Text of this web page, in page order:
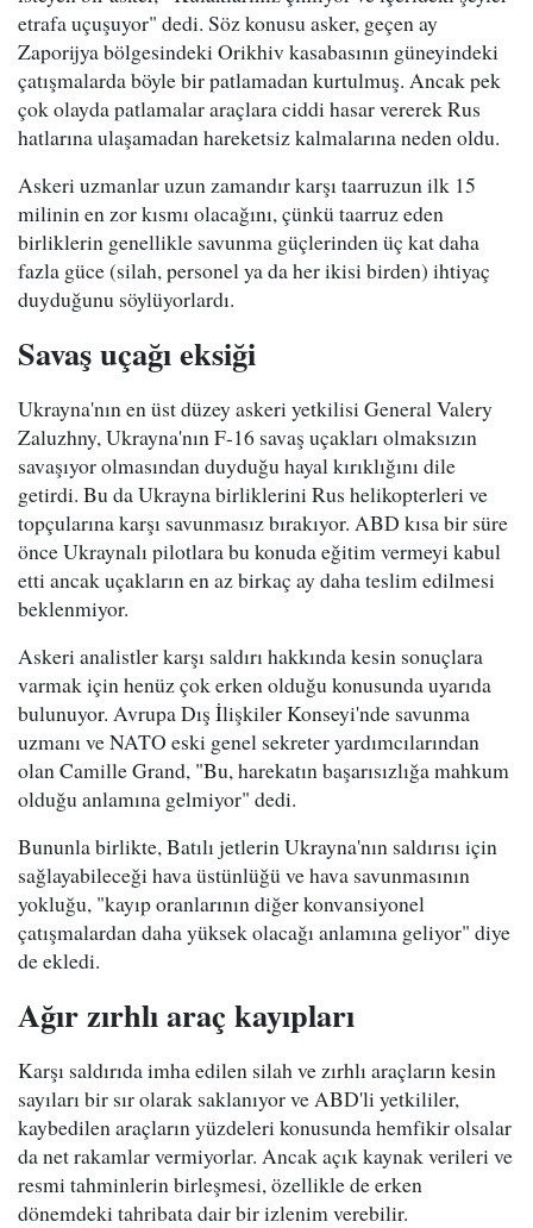
etrafa uçuşuyor" dedi. Söz konusu asker, geçen ay
Zaporijya bölgesindeki Orikhiv kasabasının güneyindeki
çatışmalarda böyle bir patlamadan kurtulmuş. Ancak pek
çok olayda patlamalar araçlara ciddi hasar vererek Rus
hatlarına ulaşamadan hareketsiz kalmalarına neden oldu.
Askeri uzmanlar uzun zamandır karşı taarruzun ilk 15
milinin en zor kısmı olacağını, çünkü taarruz eden
birliklerin genellikle savunma güçlerinden üç kat daha
fazla güce (silah, personel ya da her ikisi birden) ihtiyaç
duyduğunu söylüyorlardı.
Savaş uçağı eksiği
Ukrayna'nın en üst düzey askeri yetkilisi General Valery
Zaluzhny, Ukrayna'nın F-16 savaş uçakları olmaksızın
savaşıyor olmasından duyduğu hayal kırıklığını dile
getirdi. Bu da Ukrayna birliklerini Rus helikopterleri ve
topçularına karşı savunmasız bırakıyor. ABD kısa bir süre
önce Ukraynalı pilotlara bu konuda eğitim vermeyi kabul
etti ancak uçakların en az birkaç ay daha teslim edilmesi
beklenmiyor.
Askeri analistler karşı saldırı hakkında kesin sonuçlara
varmak için henüz çok erken olduğu konusunda uyarıda
bulunuyor. Avrupa Dış İlişkiler Konseyi'nde savunma
uzmanı ve NATO eski genel sekreter yardımcılarından
olan Camille Grand, "Bu, harekatın başarısızlığa mahkum
olduğu anlamına gelmiyor" dedi.
Bununla birlikte, Batılı jetlerin Ukrayna'nın saldırısı için
sağlayabileceği hava üstünlüğü ve hava savunmasının
yokluğu, "kayıp oranlarının diğer konvansiyonel
çatışmalardan daha yüksek olacağı anlamına geliyor" diye
de ekledi.
Ağır zırhlı araç kayıpları
Karşı saldırıda imha edilen silah ve zırhlı araçların kesin
sayıları bir sır olarak saklanıyor ve ABD'li yetkililer,
kaybedilen araçların yüzdeleri konusunda hemfikir olsalar
da net rakamlar vermiyorlar. Ancak açık kaynak verileri ve
resmi tahminlerin birleşmesi, özellikle de erken
dönemdeki tahribata dair bir izlenim verebilir.